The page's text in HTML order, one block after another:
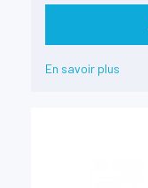
En savoir plus